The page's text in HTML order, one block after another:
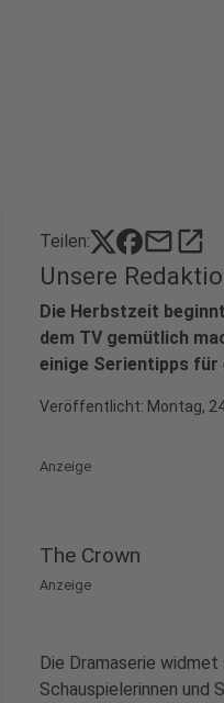
Teilen: mailopen_in_new
Unsere
Die Herbstzeit
dem TV gemütlich
einige Serientipps für
Veröffentlicht: Montag,
Anzeige
The Crown
Anzeige
Die Dramaserie
Schauspielerinnen und